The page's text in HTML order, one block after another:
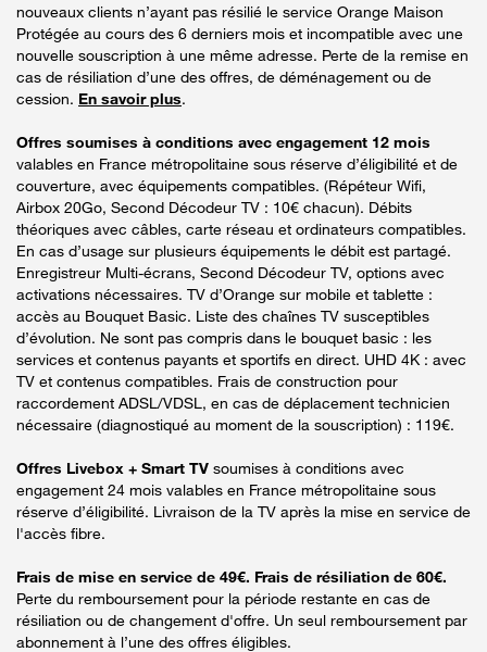
nouveaux clients n’ayant pas résilié le service Orange Maison
Protégée au cours des 6 derniers mois et incompatible avec une
nouvelle souscription à une même adresse. Perte de la remise en
cas de résiliation d’une des offres, de déménagement ou de
cession. En savoir plus.
Offres soumises à conditions avec engagement 12 mois
valables en France métropolitaine sous réserve d’éligibilité et de
couverture, avec équipements compatibles. (Répéteur Wifi,
Airbox 20Go, Second Décodeur TV : 10€ chacun). Débits
théoriques avec câbles, carte réseau et ordinateurs compatibles.
En cas d’usage sur plusieurs équipements le débit est partagé.
Enregistreur Multi-écrans, Second Décodeur TV, options avec
activations nécessaires. TV d’Orange sur mobile et tablette :
accès au Bouquet Basic. Liste des chaînes TV susceptibles
d’évolution. Ne sont pas compris dans le bouquet basic : les
services et contenus payants et sportifs en direct. UHD 4K : avec
TV et contenus compatibles. Frais de construction pour
raccordement ADSL/VDSL, en cas de déplacement technicien
nécessaire (diagnostiqué au moment de la souscription) : 119€.
Offres Livebox + Smart TV soumises à conditions avec
engagement 24 mois valables en France métropolitaine sous
réserve d’éligibilité. Livraison de la TV après la mise en service de
l'accès fibre.
Frais de mise en service de 49€. Frais de résiliation de 60€.
Perte du remboursement pour la période restante en cas de
résiliation ou de changement d'offre. Un seul remboursement par
abonnement à l’une des offres éligibles.